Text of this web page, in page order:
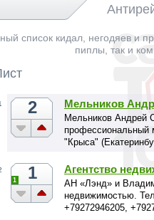
список кидал, негодяев и
пиплы, так и
2 Мельников
Мельников Андрей
профессиональный
"Крыса"
1
1
Агентство
АН «Лэнд» и
недвижимостью.
+79272946205,